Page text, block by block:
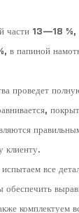
части 13—18 %,
в папиной
проведет
клиенту.
все
обеспечить
комплектуем